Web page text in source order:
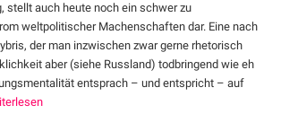
stellt auch heute noch ein schwer zu
weltpolitischer Machenschaften dar. Eine nach
der man inzwischen zwar gerne rhetorisch
aber (siehe Russland) todbringend wie eh
entsprach – und entspricht – auf